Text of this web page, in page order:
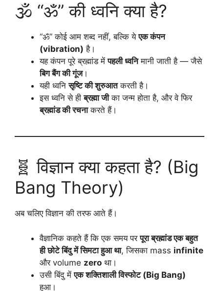
🕉️ “ॐ” की ध्वनि क्या है?
“ॐ” कोई आम शब्द नहीं, बल्कि येएक कंपन
(vibration) है।
यह कंपन पूरे ब्रह्मांड मेंपहली ध्वनिमानी जाती है — जैसे
बिग बैंग की गूंज।
यही ध्वनिसृष्टि की शुरुआतकरती है।
इस ध्वनि से हीब्रह्मा जीका जन्म होता है, और वे फिर
ब्रह्मांड की रचनाकरते हैं।
🧬 विज्ञान क्या कहता है? (Big
Bang Theory)
अब चलिए विज्ञान की तरफ आते हैं।
वैज्ञानिक कहते हैं कि एक समय परपूरा ब्रह्मांड एक बहुत
ही छोटे बिंदु में सिमटा हुआ था, जिसका mass infinite
और volume zero था।
उसी बिंदु मेंएक शक्तिशाली विस्फोट (Big Bang)
हुआ।